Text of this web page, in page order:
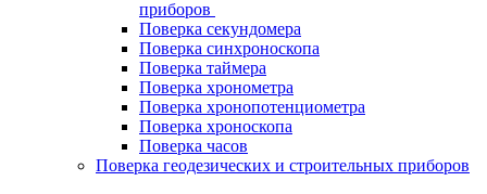
приборов
Поверка секундомера
Поверка синхроноскопа
Поверка таймера
Поверка хронометра
Поверка хронопотенциометра
Поверка хроноскопа
Поверка часов
Поверка геодезических и строительных приборов